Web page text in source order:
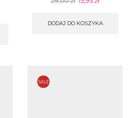
DODAJ DO KOSZYKA
SALE